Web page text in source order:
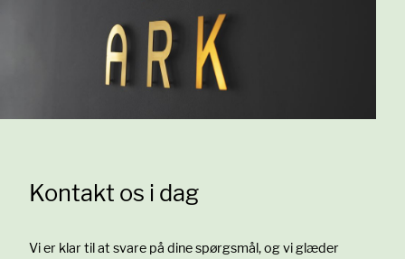
Kontakt os i dag
Vi er klar til at svare på dine spørgsmål, og vi glæder